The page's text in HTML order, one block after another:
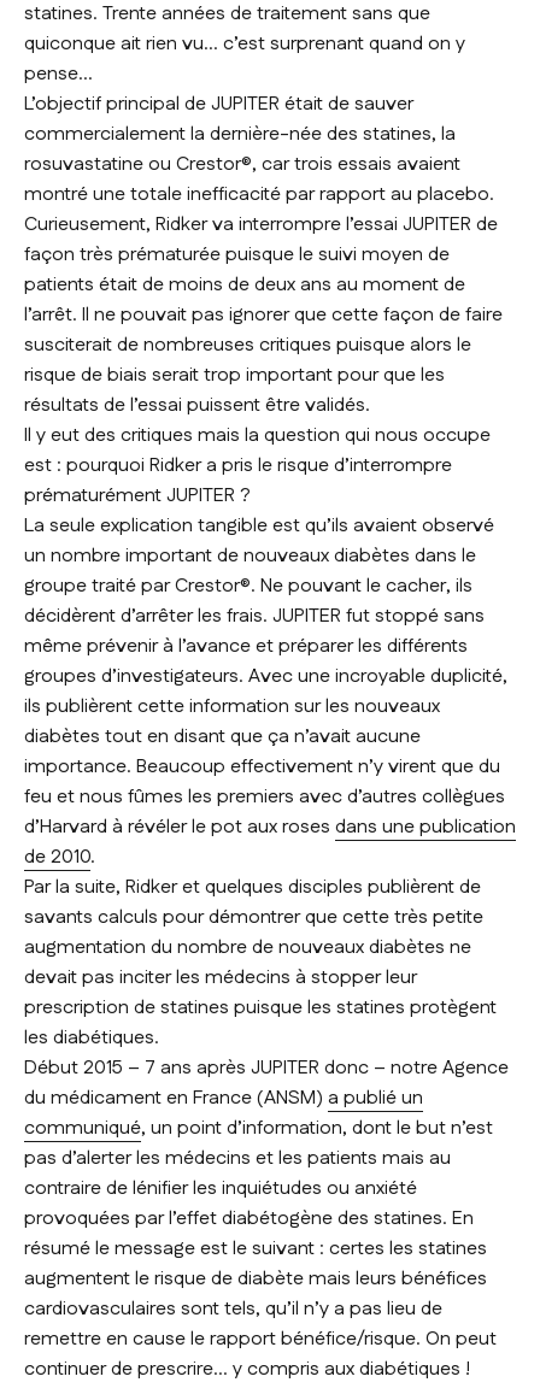
statines. Trente années de traitement sans que
quiconque ait rien vu… c’est surprenant quand on y
pense...
L’objectif principal de JUPITER était de sauver
commercialement la dernière-née des statines, la
rosuvastatine ou Crestor®, car trois essais avaient
montré une totale inefficacité par rapport au placebo.
Curieusement, Ridker va interrompre l’essai JUPITER de
façon très prématurée puisque le suivi moyen de
patients était de moins de deux ans au moment de
l’arrêt. Il ne pouvait pas ignorer que cette façon de faire
susciterait de nombreuses critiques puisque alors le
risque de biais serait trop important pour que les
résultats de l’essai puissent être validés.
Il y eut des critiques mais la question qui nous occupe
est : pourquoi Ridker a pris le risque d’interrompre
prématurément JUPITER ?
La seule explication tangible est qu’ils avaient observé
un nombre important de nouveaux diabètes dans le
groupe traité par Crestor®. Ne pouvant le cacher, ils
décidèrent d’arrêter les frais. JUPITER fut stoppé sans
même prévenir à l’avance et préparer les différents
groupes d’investigateurs. Avec une incroyable duplicité,
ils publièrent cette information sur les nouveaux
diabètes tout en disant que ça n’avait aucune
importance. Beaucoup effectivement n’y virent que du
feu et nous fûmes les premiers avec d’autres collègues
d’Harvard à révéler le pot aux roses dans une publication
de 2010.
Par la suite, Ridker et quelques disciples publièrent de
savants calculs pour démontrer que cette très petite
augmentation du nombre de nouveaux diabètes ne
devait pas inciter les médecins à stopper leur
prescription de statines puisque les statines protègent
les diabétiques.
Début 2015 – 7 ans après JUPITER donc – notre Agence
du médicament en France (ANSM) a publié un
communiqué, un point d’information, dont le but n’est
pas d’alerter les médecins et les patients mais au
contraire de lénifier les inquiétudes ou anxiété
provoquées par l’effet diabétogène des statines. En
résumé le message est le suivant : certes les statines
augmentent le risque de diabète mais leurs bénéfices
cardiovasculaires sont tels, qu’il n’y a pas lieu de
remettre en cause le rapport bénéfice/risque. On peut
continuer de prescrire… y compris aux diabétiques !